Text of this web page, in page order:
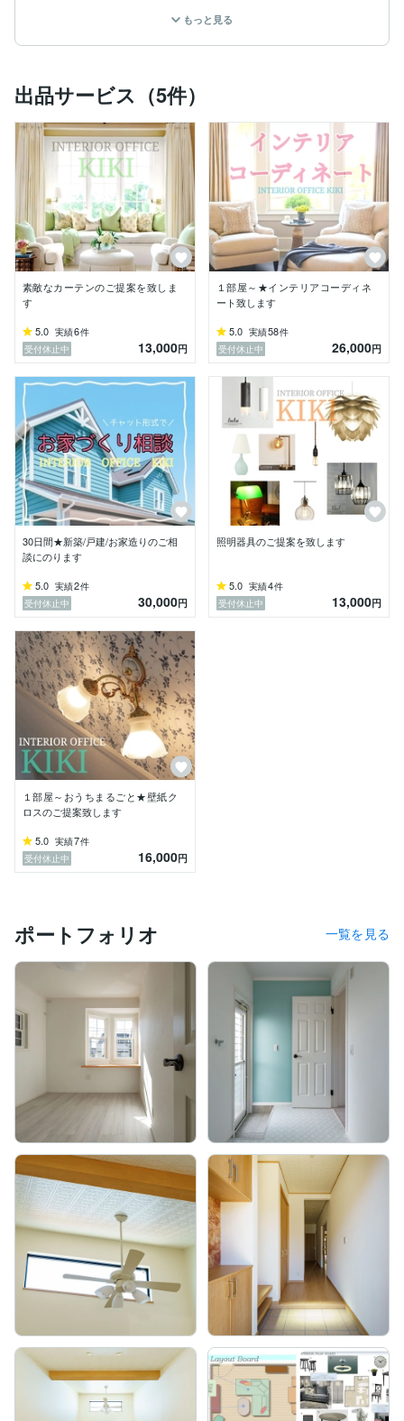
パンディ、韓国風、エレガント、ホテルライク、インダ
もっと見る
出品サービス（5件）
素敵なカーテンのご提案を致しま
す
5.0 実績6件
受付休止中
13,000円
１部屋～★インテリアコーディネ
ート致します
5.0 実績58件
受付休止中
26,000円
30日間★新築/戸建/お家造りのご相
談にのります
5.0 実績2件
受付休止中
30,000円
照明器具のご提案を致します
5.0 実績4件
受付休止中
13,000円
１部屋～おうちまるごと★壁紙ク
ロスのご提案致します
5.0 実績7件
受付休止中
16,000円
ポートフォリオ 一覧を見る